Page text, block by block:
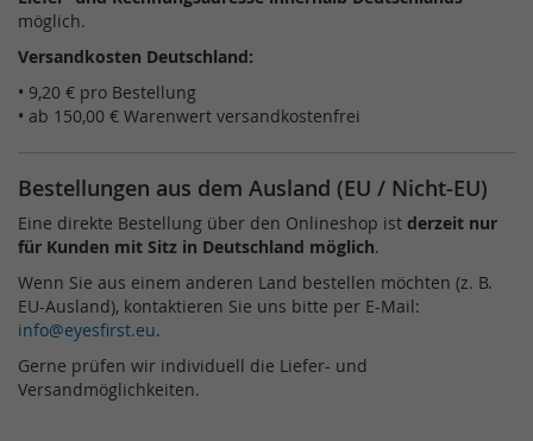
möglich.
Versandkosten Deutschland:
• 9,20 € pro Bestellung
• ab 150,00 € Warenwert versandkostenfrei
Bestellungen aus dem Ausland (EU / Nicht-EU)
Eine direkte Bestellung über den Onlineshop ist derzeit nur
für Kunden mit Sitz in Deutschland möglich.
Wenn Sie aus einem anderen Land bestellen möchten (z. B.
EU-Ausland), kontaktieren Sie uns bitte per E-Mail:
info@eyesfirst.eu.
Gerne prüfen wir individuell die Liefer- und
Versandmöglichkeiten.